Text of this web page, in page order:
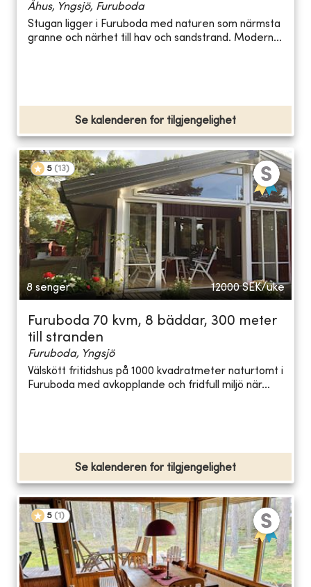
Åhus, Yngsjö, Furuboda
Stugan ligger i Furuboda med naturen som närmsta
granne och närhet till hav och sandstrand. Modern...
Se kalenderen for tilgjengelighet
5 (13)
8 senger 12000 SEK/uke
Furuboda 70 kvm, 8 bäddar, 300 meter
till stranden
Furuboda, Yngsjö
Välskött fritidshus på 1000 kvadratmeter naturtomt i
Furuboda med avkopplande och fridfull miljö när...
Se kalenderen for tilgjengelighet
5 (1 )